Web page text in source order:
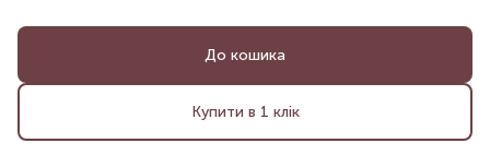
До кошика
Купити в 1 клік